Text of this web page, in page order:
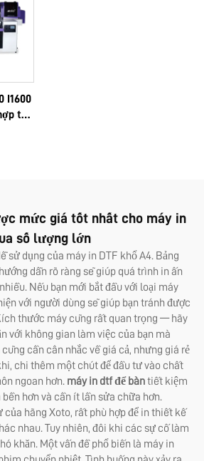
I1600
tất
mức giá tốt nhất cho máy in
số lượng lớn
sử dụng của máy in DTF khổ A4. Bảng
dẫn rõ ràng sẽ giúp quá trình in ấn
Nếu bạn mới bắt đầu với loại máy
với người dùng sẽ giúp bạn tránh được
thước máy cũng rất quan trọng — hãy
với không gian làm việc của bạn mà
cần cân nhắc về giá cả, nhưng giá rẻ
chi thêm một chút để đầu tư vào chất
ngoan hơn. máy in dtf để bàntiết kiệm
hơn và cần ít lần sửa chữa hơn.
của hãng Xoto, rất phù hợp để in thiết kế
nhau. Tuy nhiên, đôi khi các sự cố làm
khăn. Một vấn đề phổ biến là máy in